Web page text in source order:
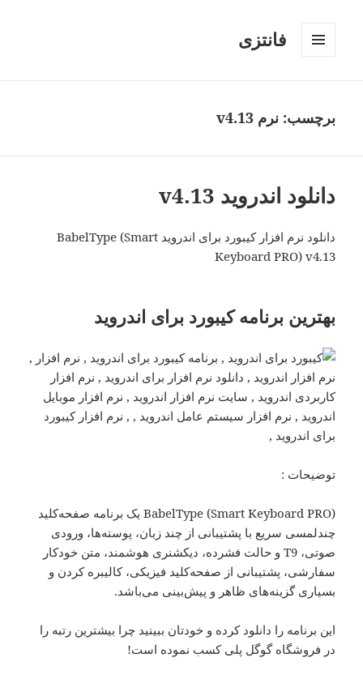
فانتزی
برچسب: نرم v4.13
دانلود اندروید v4.13
دانلود نرم افزار کیبورد برای اندروید BabelType (Smart
Keyboard PRO) v4.13
بهترین برنامه کیبورد برای اندروید
توضیحات :
BabelType (Smart Keyboard PRO) یک برنامه صفحه‌کلید
چندلمسی سریع با پشتیبانی از چند زبان، پوسته‌ها، ورودی
صوتی، T9 و حالت فشرده، دیکشنری هوشمند، متن خودکار
سفارشی، پشتیبانی از صفحه‌کلید فیزیکی، کالیبره کردن و
بسیاری گزینه‌های ظاهر و پیش‌بینی می‌باشد.
این برنامه را دانلود کرده و خودتان ببینید چرا بیشترین رتبه را
در فروشگاه گوگل پلی کسب نموده است!